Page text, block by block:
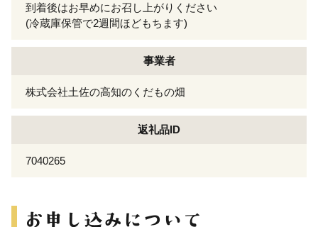
到着後はお早めにお召し上がりください
(冷蔵庫保管で2週間ほどもちます)
事業者
株式会社土佐の高知のくだもの畑
返礼品ID
7040265